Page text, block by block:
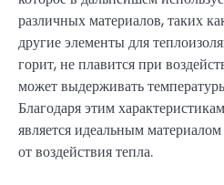
различных материалов, таких
другие элементы для
горит, не плавится при
может выдерживать
Благодаря этим
является идеальным
от воздействия тепла.